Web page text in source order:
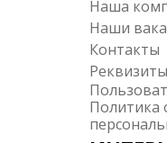
Наша
Наши
Контакты
Реквизиты
Политика